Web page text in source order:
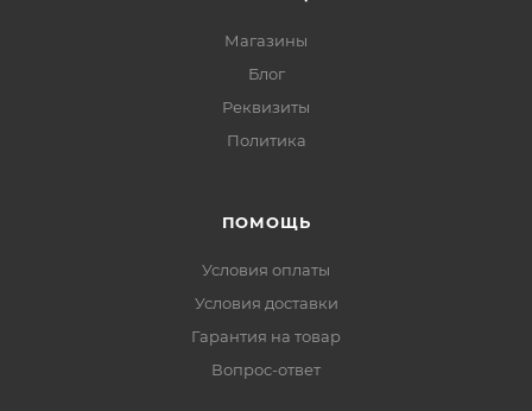
Магазины
Блог
Реквизиты
Политика
ПОМОЩЬ
Условия оплаты
Условия доставки
Гарантия на товар
Вопрос-ответ